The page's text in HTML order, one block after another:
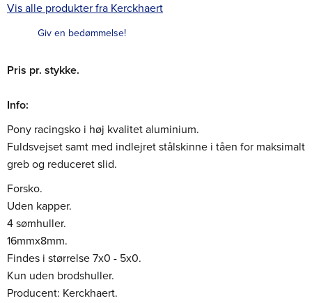
Vis alle produkter fra Kerckhaert
Giv en bedømmelse!
Pris pr. stykke.
Info:
Pony racingsko i høj kvalitet aluminium.
Fuldsvejset samt med indlejret stålskinne i tåen for maksimalt
greb og reduceret slid.
Forsko.
Uden kapper.
4 sømhuller.
16mmx8mm.
Findes i størrelse 7x0 - 5x0.
Kun uden brodshuller.
Producent: Kerckhaert.